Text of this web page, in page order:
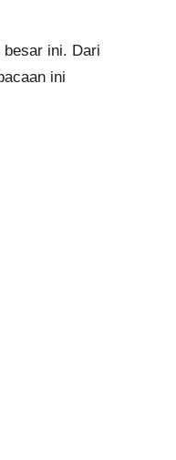
besar ini. Dari
ini